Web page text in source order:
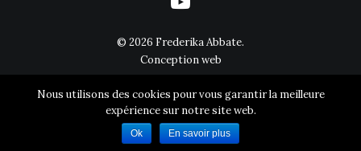
© 2026 Frederika Abbate.
Conception web
Nous utilisons des cookies pour vous garantir la meilleure
expérience sur notre site web.
Ok En savoir plus